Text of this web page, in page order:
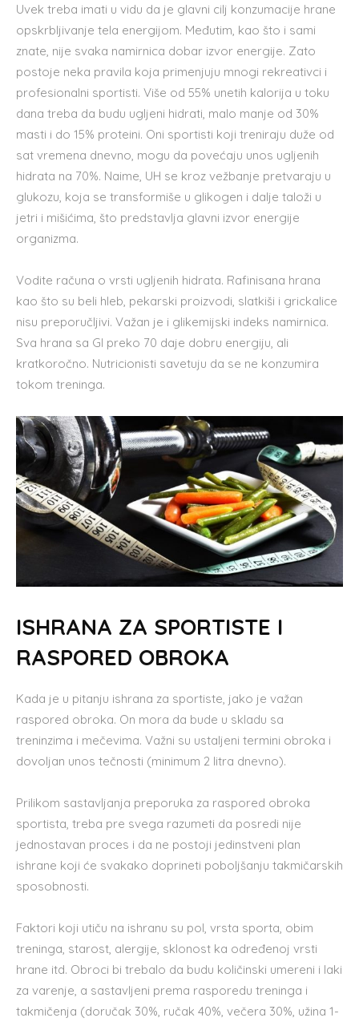
Uvek treba imati u vidu da je glavni cilj konzumacije hrane
opskrbljivanje tela energijom. Međutim, kao što i sami
znate, nije svaka namirnica dobar izvor energije. Zato
postoje neka pravila koja primenjuju mnogi rekreativci i
profesionalni sportisti. Više od 55% unetih kalorija u toku
dana treba da budu ugljeni hidrati, malo manje od 30%
masti i do 15% proteini. Oni sportisti koji treniraju duže od
sat vremena dnevno, mogu da povećaju unos ugljenih
hidrata na 70%. Naime, UH se kroz vežbanje pretvaraju u
glukozu, koja se transformiše u glikogen i dalje taloži u
jetri i mišićima, što predstavlja glavni izvor energije
organizma.
Vodite računa o vrsti ugljenih hidrata. Rafinisana hrana
kao što su beli hleb, pekarski proizvodi, slatkiši i grickalice
nisu preporučljivi. Važan je i glikemijski indeks namirnica.
Sva hrana sa GI preko 70 daje dobru energiju, ali
kratkoročno. Nutricionisti savetuju da se ne konzumira
tokom treninga.
ISHRANA ZA SPORTISTE I
RASPORED OBROKA
Kada je u pitanju ishrana za sportiste, jako je važan
raspored obroka. On mora da bude u skladu sa
treninzima i mečevima. Važni su ustaljeni termini obroka i
dovoljan unos tečnosti (minimum 2 litra dnevno).
Prilikom sastavljanja preporuka za raspored obroka
sportista, treba pre svega razumeti da posredi nije
jednostavan proces i da ne postoji jedinstveni plan
ishrane koji će svakako doprineti poboljšanju takmičarskih
sposobnosti.
Faktori koji utiču na ishranu su pol, vrsta sporta, obim
treninga, starost, alergije, sklonost ka određenoj vrsti
hrane itd. Obroci bi trebalo da budu količinski umereni i laki
za varenje, a sastavljeni prema rasporedu treninga i
takmičenja (doručak 30%, ručak 40%, večera 30%, užina 1-